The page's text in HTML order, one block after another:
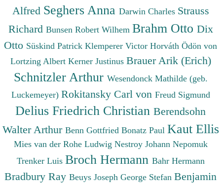
Alfred Seghers Anna Darwin Charles Strauss
Richard Bunsen Robert Wilhem Brahm Otto Dix
Otto Süskind Patrick Klemperer Victor Horváth Ödön von
Lortzing Albert Kerner Justinus Brauer Arik (Erich)
Schnitzler Arthur Wesendonck Mathilde (geb.
Luckemeyer) Rokitansky Carl von Freud Sigmund
Delius Friedrich Christian Berendsohn
Walter Arthur Benn Gottfried Bonatz Paul Kaut Ellis
Mies van der Rohe Ludwig Nestroy Johann Nepomuk
Trenker Luis Broch Hermann Bahr Hermann
Bradbury Ray Beuys Joseph George Stefan Benjamin